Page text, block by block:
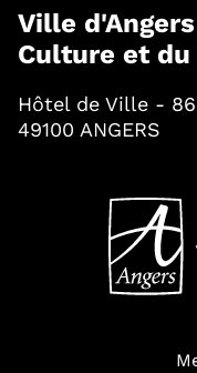
Ville
Culture et
Hôtel de Ville -
49100 ANGERS
,